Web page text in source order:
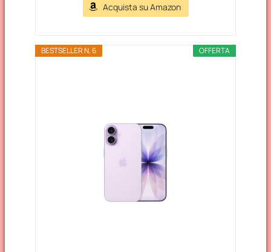
Acquista su Amazon
OFFERTA
BESTSELLER N. 6